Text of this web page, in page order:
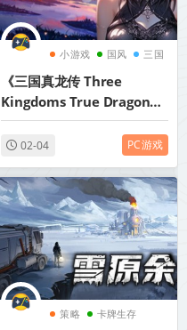
小游戏 国风 三国
《三国真龙传 Three
Kingdoms True Dragon》
v4.02丨中文版网盘下载
02-04 PC游戏
策略 卡牌生存